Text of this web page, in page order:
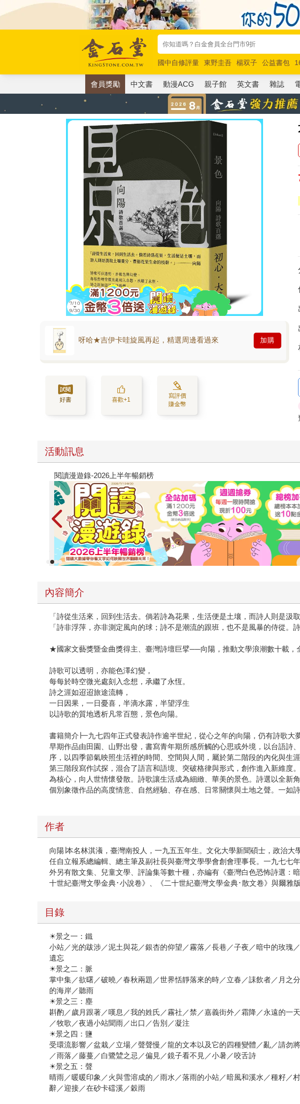
國中自修評量 東野圭吾 楊双子 公益書包
唯紅花綻放
奧德賽 路邊攤新作 馬斯克 玩
會員獎勵 中文書 動漫ACG 親子館 英文書 雜誌
呀哈★吉伊卡哇旋風再起，精選周邊看過來 加購
好書 喜歡+1
寫評價
賺金幣
活動訊息
教場電影版
內容簡介
「詩從生活來，回到生活去。倘若詩為花果，生活便是土壤，而詩人則是
「詩非浮萍，亦非測定風向的球；詩不是潮流的跟班，也不是風暴的侍從
★國家文藝獎暨金曲獎得主、臺灣詩壇巨擘──向陽，推動文學浪潮數十載，
詩歌可以透明，亦能色澤幻變，
每每於時空微光處刻入念想，承繼了永恆。
詩之涯如迢迢旅途流轉，
一日因果，一日憂喜，半滴水露，半望浮生
以詩歌的質地透析凡常百態，景色向陽。
書籍簡介∣一九七四年正式發表詩作逾半世紀，從心之年的向陽，仍有詩歌
早期作品由田園、山野出發，書寫青年期所感所觸的心思或外境，以台語
序，以四季節氣映照生活裡的時間、空間與人間，屬於第二階段的內化與生
第三階段寫作試探，混合了語言和語境、突破格律與形式，創作進入新維
為核心，向人世情懷發散。詩歌讓生活成為細緻、華美的景色。詩選以全新
個別象徵作品的高度情意、自然經驗、存在感、日常關懷與土地之聲。一如
作者
向陽∣本名林淇瀁，臺灣南投人，一九五五年生。文化大學新聞碩士，政治
任自立報系總編輯、總主筆及副社長與臺灣文學學會創會理事長。一九七七
外另有散文集、兒童文學、評論集等數十種，亦編有《臺灣白色恐怖詩選：
十世紀臺灣文學金典･小說卷》、《二十世紀臺灣文學金典･散文卷》與爾雅
目錄
☀景之一：鐵
小站／光的跋涉／泥土與花／銀杏的仰望／霧落／長巷／子夜／暗中的玫瑰
遺忘
☀景之二：脈
掌中集／欲曙／破曉／春秋兩題／世界恬靜落來的時／立春／誄飲者／月
的海岸／聽雨
☀景之三：塵
斟酌／歲月跟著／嘆息／我的姓氏／霧社／禁／嘉義街外／霜降／永遠的
／牧歌／夜過小站聞雨／出口／告別／凝注
☀景之四：鹽
受環流影響／盆栽／立場／聲聲慢／龍的文本以及它的四種變體／亂／請
／雨落／藤蔓／白鷺鷥之忌／偏見／鏡子看不見／小暑／咬舌詩
☀景之五：聲
晴雨／暖暖印象／火與雪溶成的／雨水／落雨的小站／暗風和溪水／種籽
辭／迎接／在砂卡礑溪／穀雨